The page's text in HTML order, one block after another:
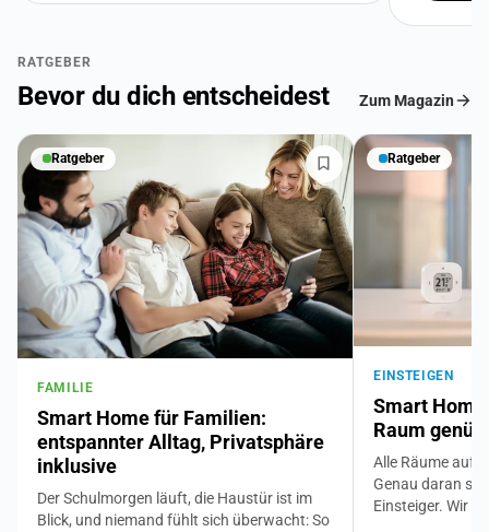
RATGEBER
Bevor du dich entscheidest Zum Magazin
Ratgeber
FAMILIE
Smart Home für Familien:
entspannter Alltag, Privatsphäre
inklusive
Der Schulmorgen läuft, die Haustür ist im
Blick, und niemand fühlt sich überwacht: So
Ratgeber
EINSTEIGEN
Smart
Raum
Alle Räume auf
Genau daran
Einsteiger. Wir